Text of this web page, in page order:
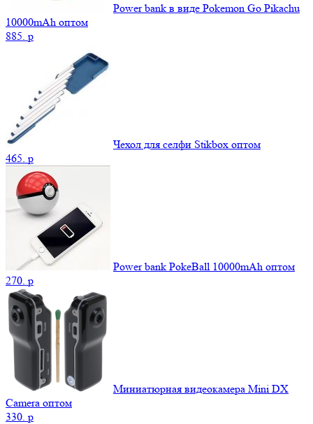
Power bank в виде Pokemon Go Pikachu
10000mAh оптом
885. p
Чехол для селфи Stikbox оптом
465. p
Power bank PokeBall 10000mAh оптом
270. p
Миниатюрная видеокамера Mini DX
Camera оптом
330. p